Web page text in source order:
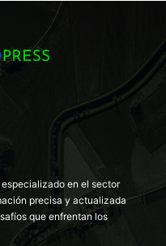
en el sector
precisa y actualizada
que enfrentan los